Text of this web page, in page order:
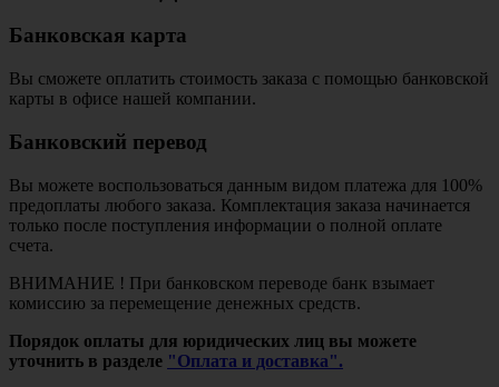
Банковская карта
Вы сможете оплатить стоимость заказа с помощью банковской
карты в офисе нашей компании.
Банковский перевод
Вы можете воспользоваться данным видом платежа для 100%
предоплаты любого заказа. Комплектация заказа начинается
только после поступления информации о полной оплате
счета.
ВНИМАНИЕ ! При банковском переводе банк взымает
комиссию за перемещение денежных средств.
Порядок оплаты для юридических лиц вы можете
уточнить в разделе "Оплата и доставка".